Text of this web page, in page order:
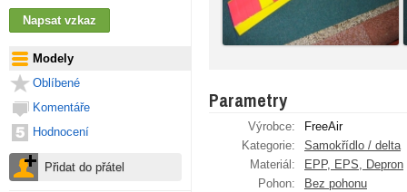
Modely
Oblíbené
Komentáře
Hodnocení
Parametry
Výrobce:
FreeAir
Kategorie:
Samokřídlo / delta
Materiál:
EPP, EPS, Depron
Pohon:
Bez pohonu